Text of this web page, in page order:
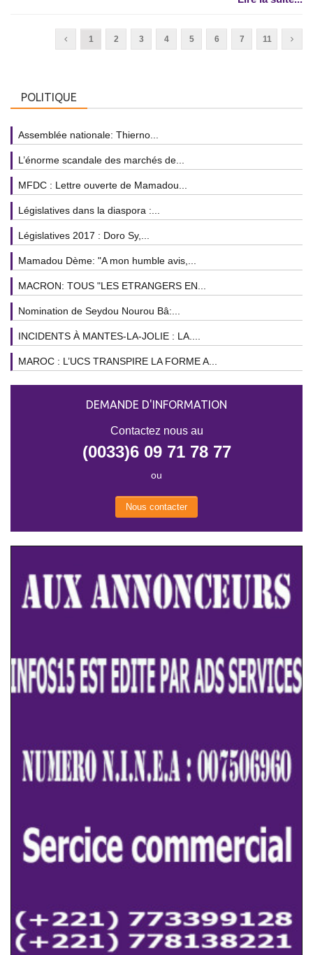
1 2 3 4 5 6 7 11
POLITIQUE
Assemblée nationale: Thierno...
L’énorme scandale des marchés de...
MFDC : Lettre ouverte de Mamadou...
Législatives dans la diaspora :...
Législatives 2017 : Doro Sy,...
Mamadou Dème: "A mon humble avis,...
MACRON: TOUS "LES ETRANGERS EN...
Nomination de Seydou Nourou Bâ:...
INCIDENTS À MANTES-LA-JOLIE : LA....
MAROC : L’UCS TRANSPIRE LA FORME A...
DEMANDE D'INFORMATION
Contactez nous au
(0033)6 09 71 78 77
ou
Nous contacter